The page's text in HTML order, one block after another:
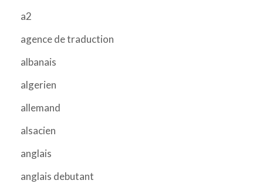
a2
agence de traduction
albanais
algerien
allemand
alsacien
anglais
anglais debutant